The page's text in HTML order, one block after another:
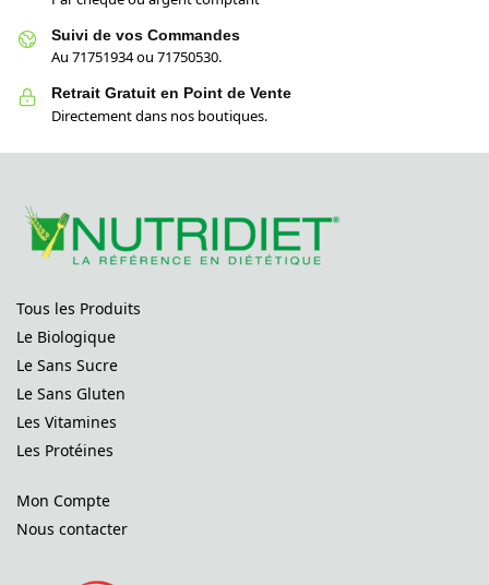
Suivi de vos Commandes
Au 71751934 ou 71750530.
Retrait Gratuit en Point de Vente
Directement dans nos boutiques.
Tous les Produits
Le Biologique
Le Sans Sucre
Le Sans Gluten
Les Vitamines
Les Protéines
Mon Compte
Nous contacter